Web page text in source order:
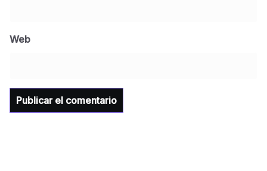
Web
para la Universidad y para el municipio